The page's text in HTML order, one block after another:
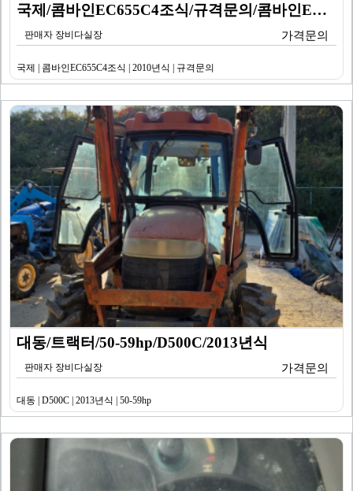
국제/콤바인EC655C4조식/규격문의/콤바인EC655C…
판매자 장비다실장 가격문의
국제 | 콤바인EC655C4조식 | 2010년식 | 규격문의
대동/트랙터/50-59hp/D500C/2013년식
판매자 장비다실장 가격문의
대동 | D500C | 2013년식 | 50-59hp